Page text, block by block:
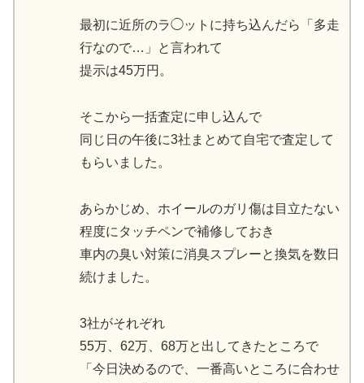
最初に近所のラ◯ットに持ち込んだら「多走
行なので…」と言われて
提示は45万円。
そこから一括査定に申し込んで
同じ日の午後に3社まとめて自宅で査定して
もらいました。
あらかじめ、ホイールのガリ傷は目立たない
程度にタッチペンで補修しておき
車内の臭い対策に消臭スプレーと換気を数日
続けました。
3社がそれぞれ
55万、62万、68万と出してきたところで
「今日決めるので、一番高いところに合わせ